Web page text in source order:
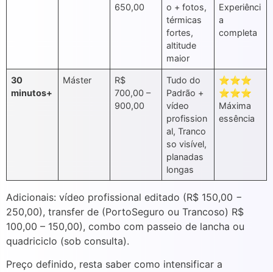
650,00
o + fotos,
térmicas
fortes,
altitude
maior
Experiênci
a
completa
30
minutos+
Máster
R$
700,00 –
900,00
Tudo do
Padrão +
vídeo
profission
al, Tranco
so visível,
planadas
longas
⭐⭐⭐
⭐⭐⭐
Máxima
essência
Adicionais: vídeo profissional editado (R$ 150,00 −
250,00), transfer de (PortoSeguro ou Trancoso) R$
100,00 – 150,00), combo com passeio de lancha ou
quadriciclo (sob consulta).
Preço definido, resta saber como intensificar a